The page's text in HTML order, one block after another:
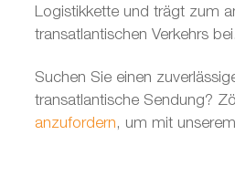
Logistikkette und trägt zum
transatlantischen Verkehrs bei.
Suchen Sie einen
transatlantische Sendung?
anzufordern , um mit